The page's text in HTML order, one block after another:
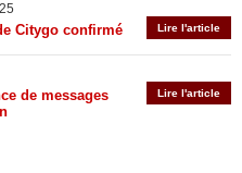
Lire l'article
Citygo confirmé
Lire l'article
de messages